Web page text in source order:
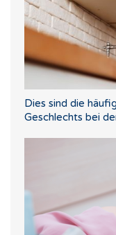
Dies sind die
Geschlechts bei